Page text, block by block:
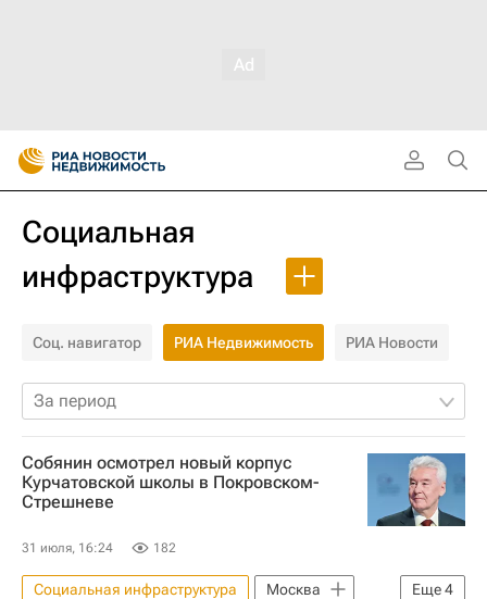
Социальная
инфраструктура
Соц. навигатор РИА Недвижимость РИА Новости
За период
Собянин осмотрел новый корпус
Курчатовской школы в Покровском-
Стрешневе
31 июля, 16:24 182
Еще4
Социальная инфраструктура
Москва